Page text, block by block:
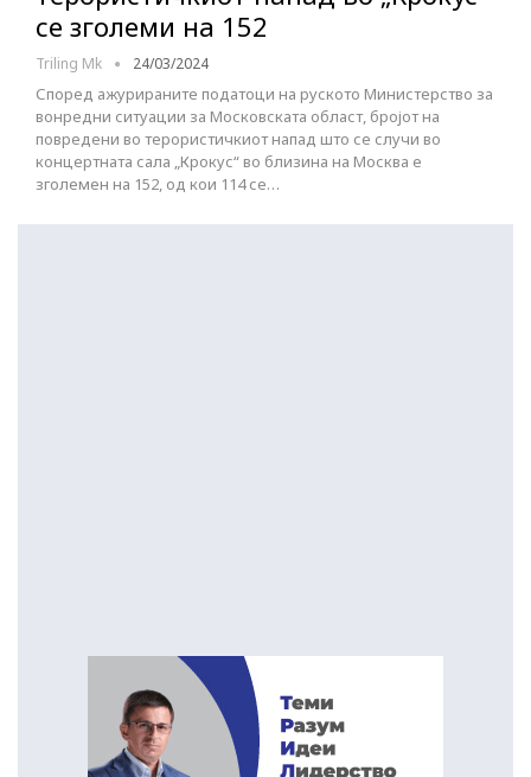
се зголеми на 152
Triling Mk 24/03/2024
Според ажурираните податоци на руското Министерство за
вонредни ситуации за Московската област, бројот на
повредени во терористичкиот напад што се случи во
концертната сала „Крокус“ ​​во близина на Москва е
зголемен на 152, од кои 114 се…